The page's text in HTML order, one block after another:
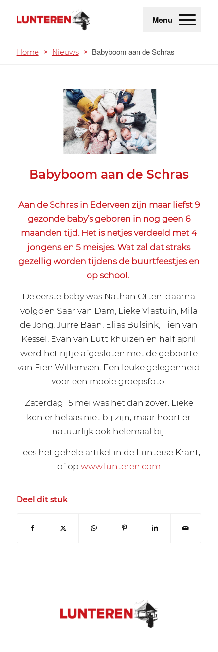
Menu
Home > Nieuws > Babyboom aan de Schras
Babyboom aan de Schras
Aan de Schras in Ederveen zijn maar liefst 9
gezonde baby’s geboren in nog geen 6
maanden tijd. Het is netjes verdeeld met 4
jongens en 5 meisjes. Wat zal dat straks
gezellig worden tijdens de buurtfeestjes en
op school.
De eerste baby was Nathan Otten, daarna
volgden Saar van Dam, Lieke Vlastuin, Mila
de Jong, Jurre Baan, Elias Bulsink, Fien van
Kessel, Evan van Luttikhuizen en half april
werd het rijtje afgesloten met de geboorte
van Fien Willemsen. Een leuke gelegenheid
voor een mooie groepsfoto.
Zaterdag 15 mei was het dan zover. Lieke
kon er helaas niet bij zijn, maar hoort er
natuurlijk ook helemaal bij.
Lees het gehele artikel in de Lunterse Krant,
of op www.lunteren.com
Deel dit stuk